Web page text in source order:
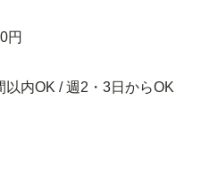
円
以内OK / 週2・3日からOK